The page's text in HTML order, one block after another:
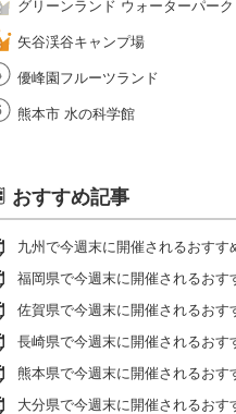
グリーンランド ウォーターパーク
矢谷渓谷キャンプ場
優峰園フルーツランド
熊本市 水の科学館
おすすめ記事
九州で今週末に開催されるおすす
福岡県で今週末に開催されるおす
佐賀県で今週末に開催されるおす
長崎県で今週末に開催されるおす
熊本県で今週末に開催されるおす
大分県で今週末に開催されるおす